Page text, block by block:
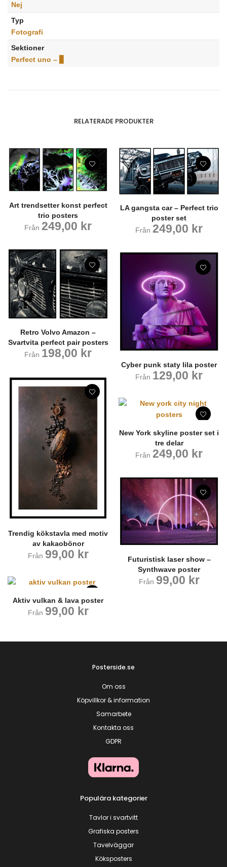
Nej
Typ
Fotografi
Sektioner
Perfect uno – ▊
RELATERADE PRODUKTER
Art trendsetter konst perfect
trio posters
Från 249,00 kr
LA gangsta car – Perfect trio
poster set
Från 249,00 kr
Retro Volvo Amazon –
Svartvita perfect pair posters
Från 198,00 kr
Cyber punk staty lila poster
Från 129,00 kr
Trendig kökstavla med motiv
av kakaobönor
Från 99,00 kr
New York skyline poster set i
tre delar
Från 249,00 kr
Futuristisk laser show –
Synthwave poster
Från 99,00 kr
Aktiv vulkan & lava poster
Från 99,00 kr
Posterside.se
Om oss
Köpvillkor & information
Samarbete
Kontakta oss
GDPR
Populära kategorier
Tavlor i svartvitt
Grafiska posters
Tavelväggar
Köksposters